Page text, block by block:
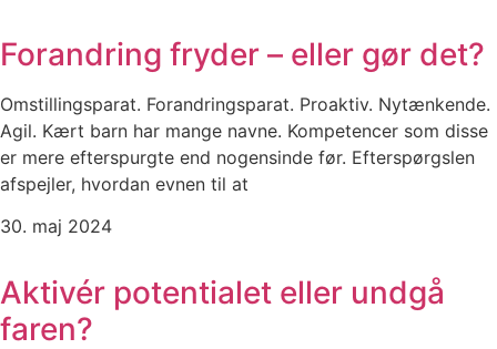
Forandring fryder – eller gør det?
Omstillingsparat. Forandringsparat. Proaktiv. Nytænkende.
Agil. Kært barn har mange navne. Kompetencer som disse
er mere efterspurgte end nogensinde før. Efterspørgslen
afspejler, hvordan evnen til at
30. maj 2024
Aktivér potentialet eller undgå
faren?